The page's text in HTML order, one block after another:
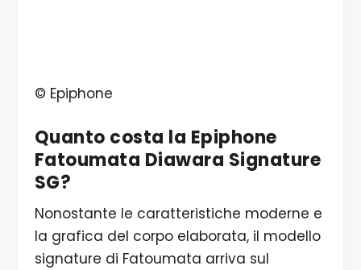
© Epiphone
Quanto costa la Epiphone
Fatoumata Diawara Signature
SG?
Nonostante le caratteristiche moderne e
la grafica del corpo elaborata, il modello
signature di Fatoumata arriva sul